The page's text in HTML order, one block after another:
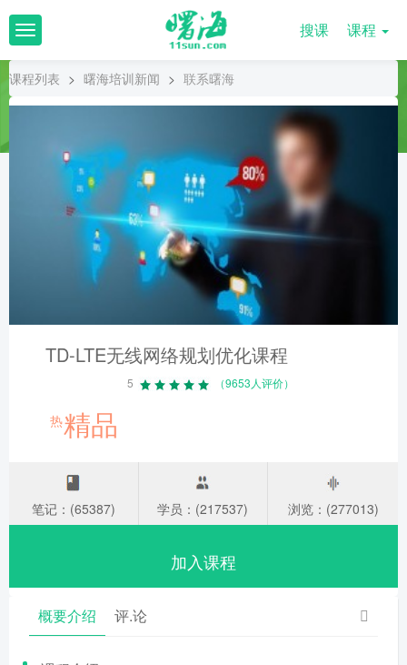
T
o
g
l
搜课 课程
课程列表 > 曙海培训新闻 > 联系曙海
TD-LTE无线网络规划优化课程
5 （9653人评价）
热精品
笔记：(65387) 学员：(217537) 浏览：(277013)
加入课程
概要介绍 评.论